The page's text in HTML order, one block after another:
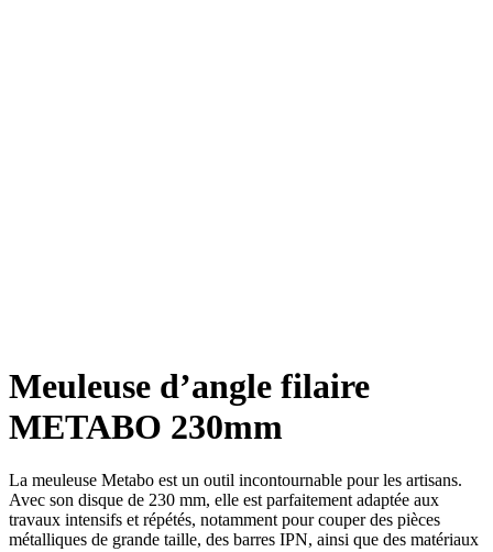
Meuleuse d’angle filaire
METABO 230mm
La meuleuse Metabo est un outil incontournable pour les artisans.
Avec son disque de 230 mm, elle est parfaitement adaptée aux
travaux intensifs et répétés, notamment pour couper des pièces
métalliques de grande taille, des barres IPN, ainsi que des matériaux